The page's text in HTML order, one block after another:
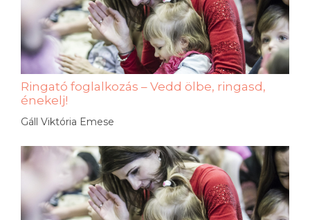
Ringató foglalkozás – Vedd ölbe, ringasd,
énekelj!
Gáll Viktória Emese